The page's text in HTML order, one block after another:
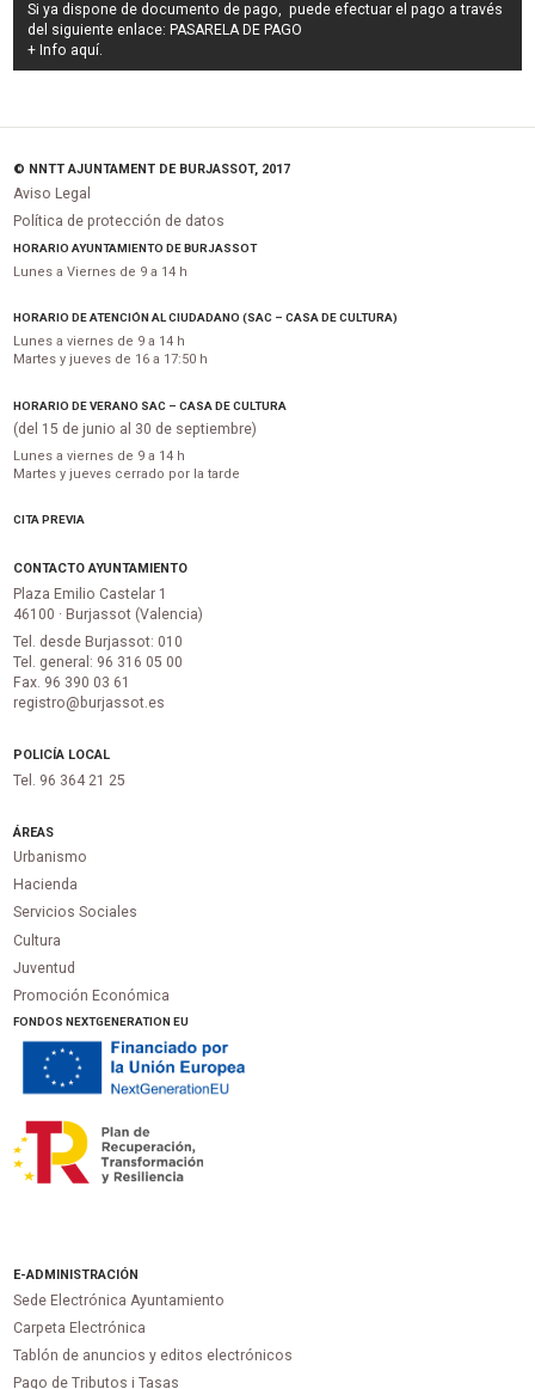
Si ya dispone de documento de pago, puede efectuar el pago a través
del siguiente enlace: PASARELA DE PAGO
+ Info aquí.
© NNTT AJUNTAMENT DE BURJASSOT, 2017
Aviso Legal
Política de protección de datos
HORARIO AYUNTAMIENTO DE BURJASSOT
Lunes a Viernes de 9 a 14 h
HORARIO DE ATENCIÓN AL CIUDADANO (SAC – CASA DE CULTURA)
Lunes a viernes de 9 a 14 h
Martes y jueves de 16 a 17:50 h
HORARIO DE VERANO SAC – CASA DE CULTURA
(del 15 de junio al 30 de septiembre)
Lunes a viernes de 9 a 14 h
Martes y jueves cerrado por la tarde
CITA PREVIA
CONTACTO AYUNTAMIENTO
Plaza Emilio Castelar 1
46100 · Burjassot (Valencia)
Tel. desde Burjassot: 010
Tel. general: 96 316 05 00
Fax. 96 390 03 61
registro@burjassot.es
POLICÍA LOCAL
Tel. 96 364 21 25
ÁREAS
Urbanismo
Hacienda
Servicios Sociales
Cultura
Juventud
Promoción Económica
FONDOS NEXTGENERATION EU
E-ADMINISTRACIÓN
Sede Electrónica Ayuntamiento
Carpeta Electrónica
Tablón de anuncios y editos electrónicos
Pago de Tributos i Tasas